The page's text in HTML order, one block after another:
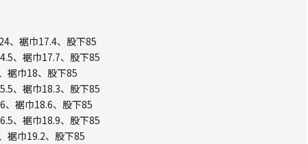
、裾巾17.4、股下85
、裾巾17.7、股下85
裾巾18、股下85
、裾巾18.3、股下85
、裾巾18.6、股下85
、裾巾18.9、股下85
裾巾19.2、股下85